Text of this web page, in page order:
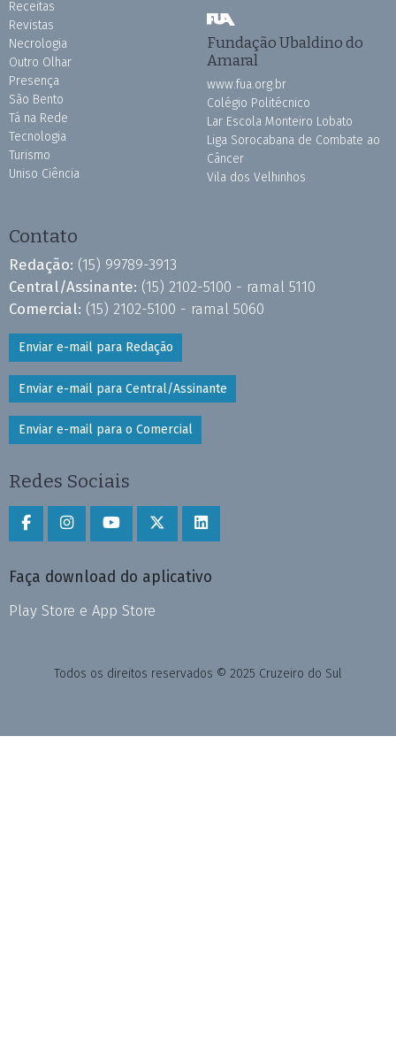
Receitas
Revistas
Necrologia
Outro Olhar
Presença
São Bento
Tá na Rede
Tecnologia
Turismo
Uniso Ciência
Fundação Ubaldino do
Amaral
www.fua.org.br
Colégio Politécnico
Lar Escola Monteiro Lobato
Liga Sorocabana de Combate ao
Câncer
Vila dos Velhinhos
Contato
Redação: (15) 99789-3913
Central/Assinante: (15) 2102-5100 - ramal 5110
Comercial: (15) 2102-5100 - ramal 5060
Enviar e-mail para Redação
Enviar e-mail para Central/Assinante
Enviar e-mail para o Comercial
Redes Sociais
Faça download do aplicativo
Play Store e App Store
Todos os direitos reservados © 2025 Cruzeiro do Sul